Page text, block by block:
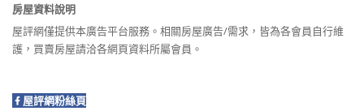
房屋資料說明
屋評網僅提供本廣告平台服務。相關房屋廣告/需求，皆為各會員自行維
護，買賣房屋請洽各網頁資料所屬會員。
屋評網粉絲頁